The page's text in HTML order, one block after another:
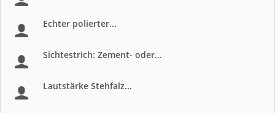
Echter polierter...
Sichtestrich: Zement- oder...
Lautstärke Stehfalz...